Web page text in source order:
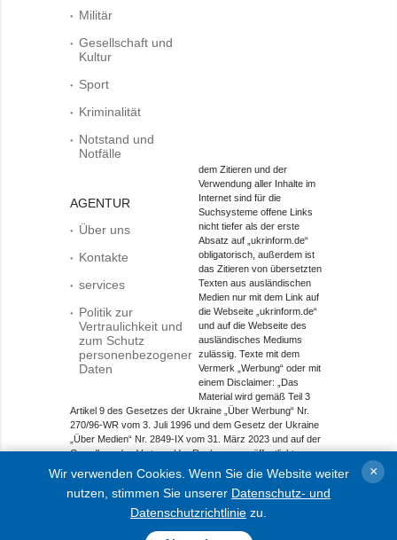
Militär
Gesellschaft und
Kultur
Sport
Kriminalität
Notstand und
Notfälle
AGENTUR
Über uns
Kontakte
services
Politik zur
Vertraulichkeit und
zum Schutz
personenbezogener
Daten
dem Zitieren und der
Verwendung aller Inhalte im
Internet sind für die
Suchsysteme offene Links
nicht tiefer als der erste
Absatz auf „ukrinform.de“
obligatorisch, außerdem ist
das Zitieren von übersetzten
Texten aus ausländischen
Medien nur mit dem Link auf
die Webseite „ukrinform.de“
und auf die Webseite des
ausländisches Mediums
zulässig. Texte mit dem
Vermerk „Werbung“ oder mit
einem Disclaimer: „Das
Material wird gemäß Teil 3
Artikel 9 des Gesetzes der Ukraine „Über Werbung“ Nr.
270/96-WR vom 3. Juli 1996 und dem Gesetz der Ukraine
„Über Medien“ Nr. 2849-IX vom 31. März 2023 und auf der
Grundlage des Vertrags/der Rechnung veröffentlicht.
© 2015-2026 Ukrinform. Alle Rechte sind geschützt.
Wir verwenden Cookies. Wenn Sie die Website weiter
nutzen, stimmen Sie unserer Datenschutz- und
Datenschutzrichtlinie zu.
×